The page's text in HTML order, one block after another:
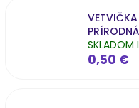
PRÍRODNÁ
SKLADOM
0,50 €